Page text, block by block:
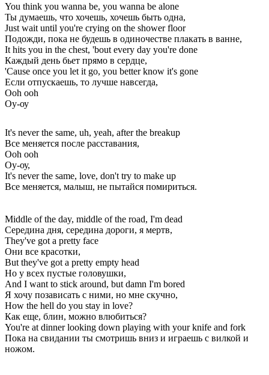
You think you wanna be, you wanna be alone
Ты думаешь, что хочешь, хочешь быть одна,
Just wait until you're crying on the shower floor
Подожди, пока не будешь в одиночестве плакать в ванне,
It hits you in the chest, 'bout every day you're done
Каждый день бьет прямо в сердце,
'Cause once you let it go, you better know it's gone
Если отпускаешь, то лучше навсегда,
Ooh ooh
Оу-оу
It's never the same, uh, yeah, after the breakup
Все меняется после расставания,
Ooh ooh
Оу-оу,
It's never the same, love, don't try to make up
Все меняется, малыш, не пытайся помириться.
Middle of the day, middle of the road, I'm dead
Середина дня, середина дороги, я мертв,
They've got a pretty face
Они все красотки,
But they've got a pretty empty head
Но у всех пустые головушки,
And I want to stick around, but damn I'm bored
Я хочу позависать с ними, но мне скучно,
How the hell do you stay in love?
Как еще, блин, можно влюбиться?
You're at dinner looking down playing with your knife and fork
Пока на свидании ты смотришь вниз и играешь с вилкой и
ножом.